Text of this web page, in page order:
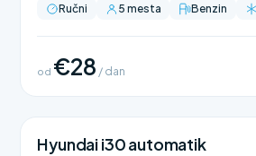
Ručni 5 mesta Benzin
od €28 / dan
Hyundai i30 automatik